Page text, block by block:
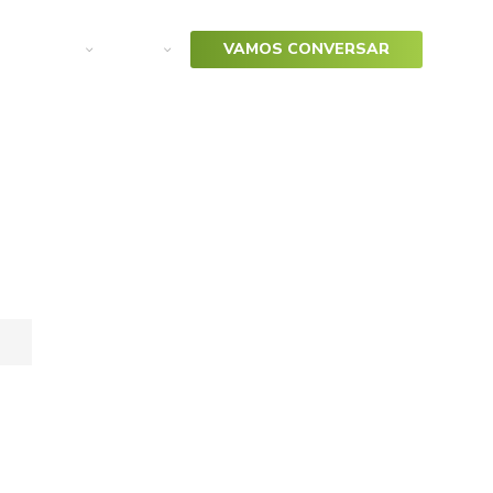
VAMOS CONVERSAR